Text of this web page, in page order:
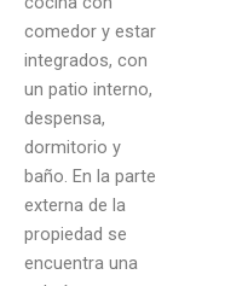
comedor y estar
integrados, con
un patio interno,
despensa,
dormitorio y
baño. En la parte
externa de la
propiedad se
encuentra una